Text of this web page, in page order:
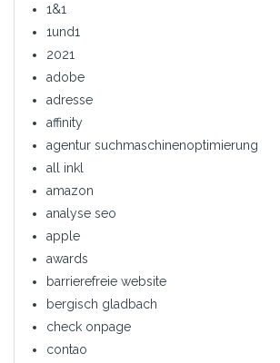
1&1
1und1
2021
adobe
adresse
affinity
agentur suchmaschinenoptimierung
all inkl
amazon
analyse seo
apple
awards
barrierefreie website
bergisch gladbach
check onpage
contao